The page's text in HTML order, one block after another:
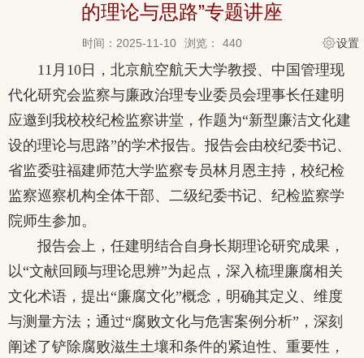
的理论与思路”专题讲座
时间：2025-11-10 浏览： 440 设置
11 月 10 日，北京航空航天大学教授、中国管理现
代化研究会监察与廉政治理专业委员会理事长任建明
应邀到我校校纪检监察讲堂，作题为“新型廉洁文化建
设的理论与思路”的学术报告。报告会由校纪委书记、
省监委驻福建师范大学监察专员林月恩主持，校纪检
监察巡察机构全体干部、二级纪委书记、纪检监察学
院师生参加。
报告会上，任建明结合自身长期理论研究成果，
以“文献回顾与理论思辨”为起点，深入梳理廉腐相关
文化术语，提出“廉腐文化”概念，明确其定义、维度
与测量方法；通过“腐败文化与危害案例分析”，深刻
阐述了铲除腐败滋生土壤和条件的紧迫性、重要性，